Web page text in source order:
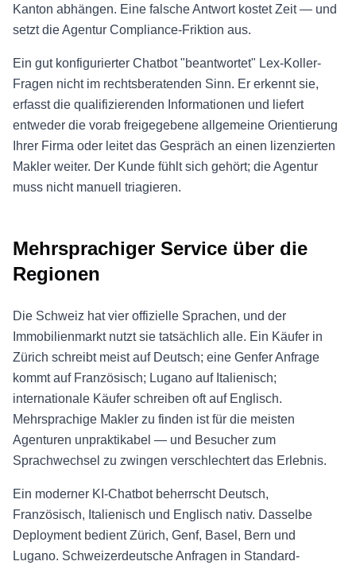
Kanton abhängen. Eine falsche Antwort kostet Zeit — und
setzt die Agentur Compliance-Friktion aus.
Ein gut konfigurierter Chatbot "beantwortet" Lex-Koller-
Fragen nicht im rechtsberatenden Sinn. Er erkennt sie,
erfasst die qualifizierenden Informationen und liefert
entweder die vorab freigegebene allgemeine Orientierung
Ihrer Firma oder leitet das Gespräch an einen lizenzierten
Makler weiter. Der Kunde fühlt sich gehört; die Agentur
muss nicht manuell triagieren.
Mehrsprachiger Service über die
Regionen
Die Schweiz hat vier offizielle Sprachen, und der
Immobilienmarkt nutzt sie tatsächlich alle. Ein Käufer in
Zürich schreibt meist auf Deutsch; eine Genfer Anfrage
kommt auf Französisch; Lugano auf Italienisch;
internationale Käufer schreiben oft auf Englisch.
Mehrsprachige Makler zu finden ist für die meisten
Agenturen unpraktikabel — und Besucher zum
Sprachwechsel zu zwingen verschlechtert das Erlebnis.
Ein moderner KI-Chatbot beherrscht Deutsch,
Französisch, Italienisch und Englisch nativ. Dasselbe
Deployment bedient Zürich, Genf, Basel, Bern und
Lugano. Schweizerdeutsche Anfragen in Standard-